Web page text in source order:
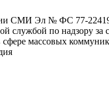
СМИ Эл № ФС 77-22419
службой по надзору за
сфере массовых